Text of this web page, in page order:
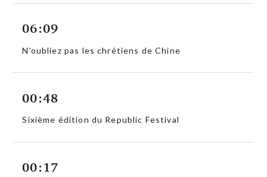
06:09
N’oubliez pas les chrétiens de Chine
00:48
Sixième édition du Republic Festival
00:17